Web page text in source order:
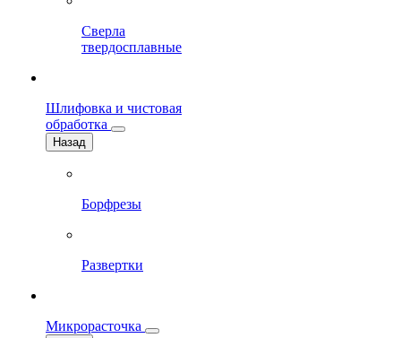
Сверла
твердосплавные
Шлифовка и чистовая
обработка
Назад
Борфрезы
Развертки
Микрорасточка